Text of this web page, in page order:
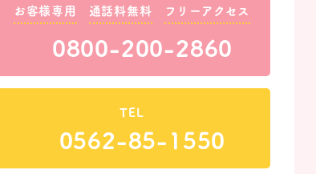
お客様専用 通話料無料 フリーアクセス
0800-200-2860
TEL
0562-85-1550